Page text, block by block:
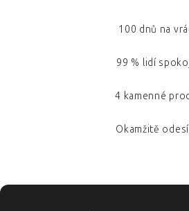
100 dnů na
99 % lidí
4 kamenné
Okamžitě
ZÁPATÍ